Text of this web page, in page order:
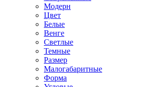
Модерн
Цвет
Белые
Венге
Светлые
Темные
Размер
Малогабаритные
Форма